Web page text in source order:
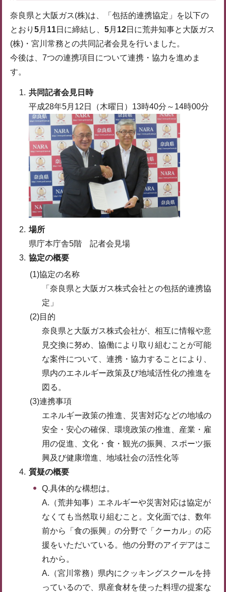
奈良県と大阪ガス(株)は、「包括的連携協定」を以下の
とおり 5月 11日に締結し、 5月 12日に荒井知事と大阪ガス
(株)・宮川常務との共同記者会見を行いました。
今後は、7つの連携項目について連携・協力を進めま
す。
共同記者会見日時
平成28年5月12日（木曜日）13時40分～14時00分
場所
県庁本庁舎5階 記者会見場
協定の概要
(1)協定の名称
「奈良県と大阪ガス株式会社との包括的連携協
定」
(2)目的
奈良県と大阪ガス株式会社が、相互に情報や意
見交換に努め、協働により取り組むことが可能
な案件について、連携・協力することにより、
県内のエネルギー政策及び地域活性化の推進を
図る。
(3)連携事項
エネルギー政策の推進、災害対応などの地域の
安全・安心の確保、環境政策の推進、産業・雇
用の促進、文化・食・観光の振興、スポーツ振
興及び健康増進、地域社会の活性化等
質疑の概要
Q.具体的な構想は。
A.（荒井知事）エネルギーや災害対応は協定が
なくても当然取り組むこと。文化面では、数年
前から「食の振興」の分野で「クーカル」の応
援をいただいている。他の分野のアイデアはこ
れから。
A.（宮川常務）県内にクッキングスクールを持
っているので、県産食材を使った料理の提案な